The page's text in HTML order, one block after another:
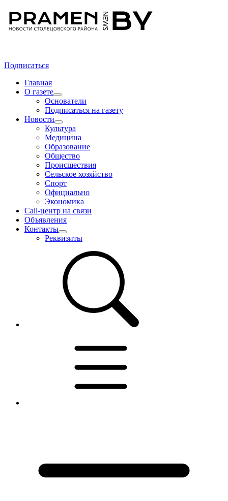
Подписаться
Главная
О газете
Основатели
Подписаться на газету
Новости
Культура
Медицина
Образование
Общество
Происшествия
Сельское хозяйство
Спорт
Официально
Экономика
Call-центр на связи
Объявления
Контакты
Реквизиты